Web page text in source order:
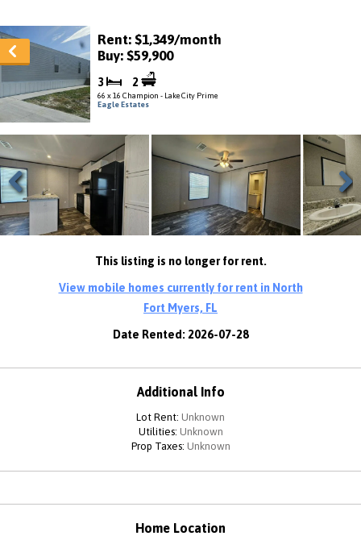
Rent: $1,349/month
Buy: $59,900
3 2
66 x 16 Champion - Lake City Prime
Eagle Estates
Previous Next
This listing is no longer for rent.
View mobile homes currently for rent in North
Fort Myers, FL
Date Rented: 2026-07-28
Additional Info
Lot Rent: Unknown
Utilities: Unknown
Prop Taxes: Unknown
Home Location